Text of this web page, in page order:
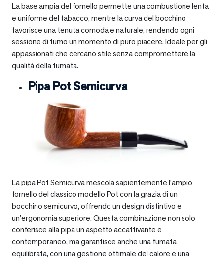
La base ampia del fornello permette una combustione lenta
e uniforme del tabacco, mentre la curva del bocchino
favorisce una tenuta comoda e naturale, rendendo ogni
sessione di fumo un momento di puro piacere. Ideale per gli
appassionati che cercano stile senza compromettere la
qualità della fumata.
Pipa Pot Semicurva
La pipa Pot Semicurva mescola sapientemente l’ampio
fornello del classico modello Pot con la grazia di un
bocchino semicurvo, offrendo un design distintivo e
un’ergonomia superiore. Questa combinazione non solo
conferisce alla pipa un aspetto accattivante e
contemporaneo, ma garantisce anche una fumata
equilibrata, con una gestione ottimale del calore e una